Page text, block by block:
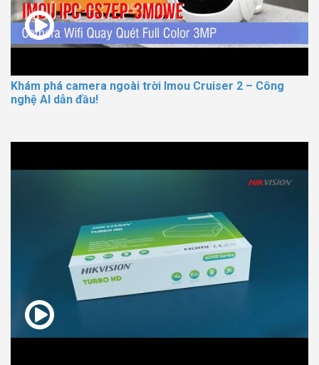
Khám phá camera ngoài trời Imou Cruiser 2 – Công
nghệ AI dẫn đầu!